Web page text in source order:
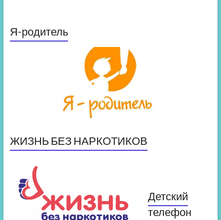
Я-родитель
ЖИЗНЬ БЕЗ НАРКОТИКОВ
Детский
телефон